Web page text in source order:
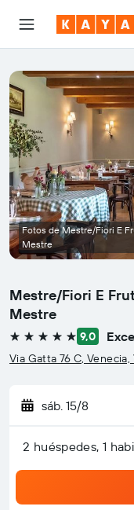
Mestre/Fiori E
Mestre
5 estrellas 9,0
Via Gatta 76 C,
sáb. 15/8
2 huéspedes, 1
Fotos de Mestre/Fiori E
Mestre